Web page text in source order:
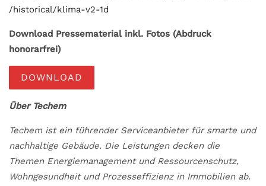
/historical/klima-v2-1d
Download Pressematerial inkl. Fotos (Abdruck
honorarfrei)
DOWNLOAD
Über Techem
Techem ist ein führender Serviceanbieter für smarte und
nachhaltige Gebäude. Die Leistungen decken die
Themen Energiemanagement und Ressourcenschutz,
Wohngesundheit und Prozesseffizienz in Immobilien ab.